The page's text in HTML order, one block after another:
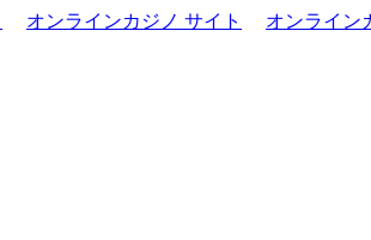
オンラインカジノ サイト オンライン